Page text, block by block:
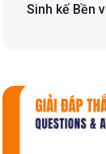
Sinh kế Bền